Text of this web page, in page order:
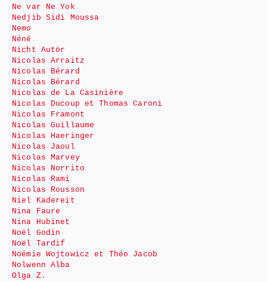
Ne var Ne Yok
Nedjib Sidi Moussa
Nemo
Néné
Nicht Autör
Nicolas Arraitz
Nicolas Bérard
Nicolas Bérard
Nicolas de La Casinière
Nicolas Ducoup et Thomas Caroni
Nicolas Framont
Nicolas Guillaume
Nicolas Haeringer
Nicolas Jaoul
Nicolas Marvey
Nicolas Norrito
Nicolas Rami
Nicolas Rousson
Niel Kadereit
Nina Faure
Nina Hubinet
Noël Godin
Noël Tardif
Noémie Wojtowicz et Théo Jacob
Nolwenn Alba
Olga Z.